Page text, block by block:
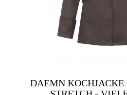
DAEMN KOCHJACKE